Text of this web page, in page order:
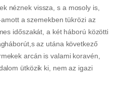
néznek vissza, s a mosoly is,
a szemekben tükrözi az
időszakát, a két háború közötti
az utána következő
arcán is valami koravén,
ütközik ki, nem az igazi